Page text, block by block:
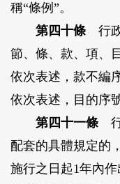
稱“條例”。
第四十條行政
節、條、款、項、
依次表述，款不編
依次表述，目的序
第四十一條行
配套的具體規定的
施行之日起1年內